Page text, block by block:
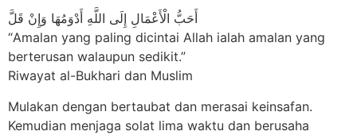
أَحَبُّ الْأَعْمَالِ إِلَى اللَّهِ أَدْوَمُهَا وَإِنْ قَلَّ
“Amalan yang paling dicintai Allah ialah amalan yang
berterusan walaupun sedikit.”
Riwayat al-Bukhari dan Muslim
Mulakan dengan bertaubat dan merasai keinsafan.
Kemudian menjaga solat lima waktu dan berusaha